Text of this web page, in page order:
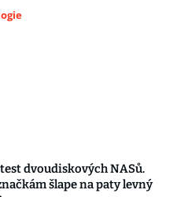
dvoudiskových NASů.
šlape na paty levný